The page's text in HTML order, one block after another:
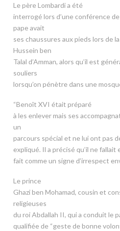
Le père Lombardi a été
interrogé lors d’une conférence
pape avait
ses chaussures aux pieds lors de
Hussein ben
Talal d’Amman, alors qu’il est
souliers
lorsqu’on pénètre dans une
“Benoît XVI était préparé
à les enlever mais ses
un
parcours spécial et ne lui ont pas
expliqué. Il a précisé qu’il ne
fait comme un signe d’irrespect
Le prince
Ghazi ben Mohamad, cousin et
religieuses
du roi Abdallah II, qui a conduit le
qualifiée de “geste de bonne